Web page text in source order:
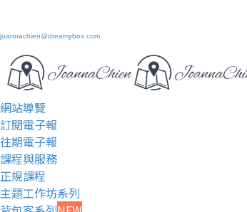
joannachien@dreamybox.com
網站導覽
訂閱電子報
往期電子報
課程與服務
正規課程
主題工作坊系列